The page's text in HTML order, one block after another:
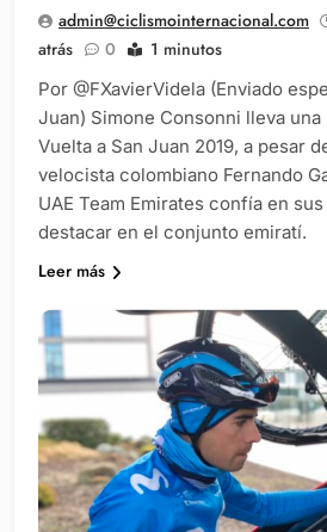
admin@ciclismointernacional.com
atrás
0 1 minutos
Por @FXavierVidela (Enviado
Juan) Simone Consonni lleva una
Vuelta a San Juan 2019, a pesar
velocista colombiano Fernando
UAE Team Emirates confía en
destacar en el conjunto emiratí.
Leer más